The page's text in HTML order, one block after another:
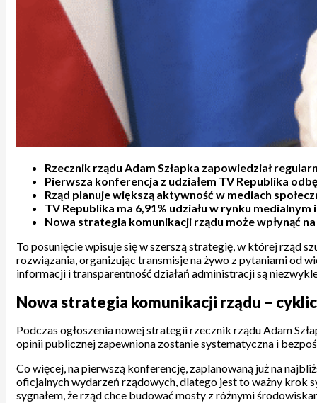
Rzecznik rządu Adam Szłapka zapowiedział
Pierwsza konferencja z udziałem TV Republika
Rząd planuje większą aktywność w mediach
TV Republika ma 6,91% udziału w rynku
Nowa strategia komunikacji rządu może wpłynąć
To posunięcie wpisuje się w szerszą strategię, w której rząd
rozwiązania, organizując transmisje na żywo z pytaniami od
informacji i transparentność działań administracji są
Nowa strategia komunikacji rządu –
Podczas ogłoszenia nowej strategii rzecznik rządu Adam
opinii publicznej zapewniona zostanie systematyczna i
Co więcej, na pierwszą konferencję, zaplanowaną już na
oficjalnych wydarzeń rządowych, dlatego jest to ważny krok
sygnałem, że rząd chce budować mosty z różnymi